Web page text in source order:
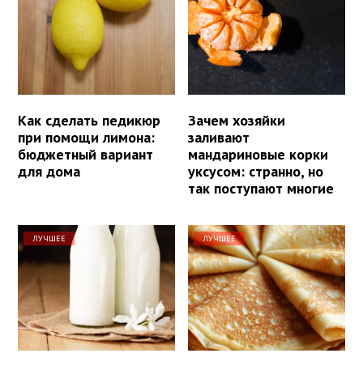
Как сделать педикюр
при помощи лимона:
бюджетный вариант
для дома
Зачем хозяйки
заливают
мандариновые корки
уксусом: странно, но
так поступают многие
ЛУЧШЕЕ ЛУЧШЕЕ